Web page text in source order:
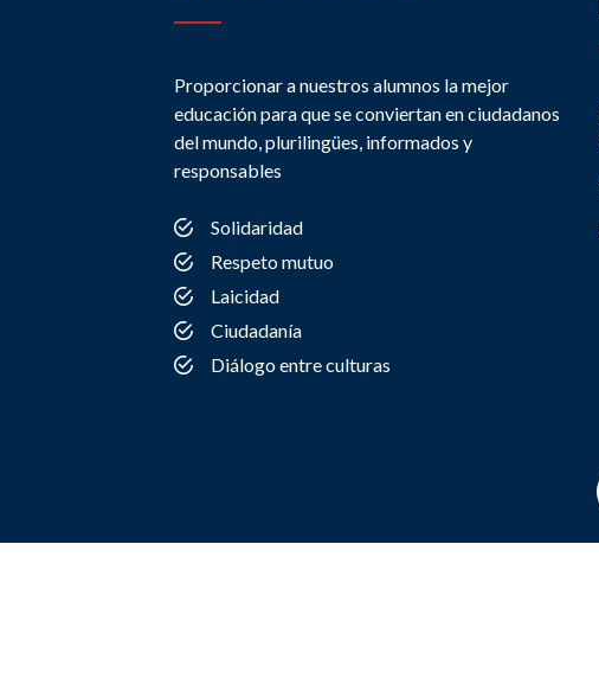
Proporcionar a nuestros alumnos la mejor
educación para que se conviertan en ciudadanos
del mundo, plurilingües, informados y
responsables
Solidaridad
Respeto mutuo
Laicidad
Ciudadanía
Diálogo entre culturas